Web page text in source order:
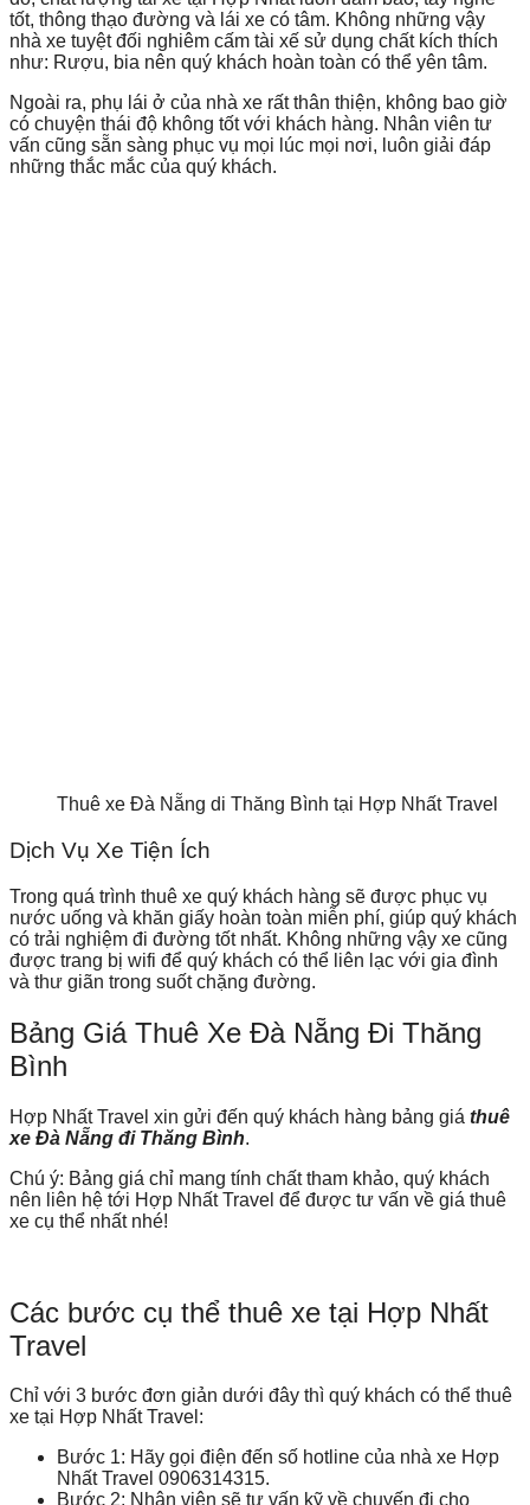
tốt, thông thạo đường và lái xe có tâm. Không những vậy
nhà xe tuyệt đối nghiêm cấm tài xế sử dụng chất kích thích
như: Rượu, bia nên quý khách hoàn toàn có thể yên tâm.
Ngoài ra, phụ lái ở của nhà xe rất thân thiện, không bao giờ
có chuyện thái độ không tốt với khách hàng. Nhân viên tư
vấn cũng sẵn sàng phục vụ mọi lúc mọi nơi, luôn giải đáp
những thắc mắc của quý khách.
Thuê xe Đà Nẵng di Thăng Bình tại Hợp Nhất Travel
Dịch Vụ Xe Tiện Ích
Trong quá trình thuê xe quý khách hàng sẽ được phục vụ
nước uống và khăn giấy hoàn toàn miễn phí, giúp quý khách
có trải nghiệm đi đường tốt nhất. Không những vậy xe cũng
được trang bị wifi để quý khách có thể liên lạc với gia đình
và thư giãn trong suốt chặng đường.
Bảng Giá Thuê Xe Đà Nẵng Đi Thăng
Bình
Hợp Nhất Travel xin gửi đến quý khách hàng bảng giá thuê
xe Đà Nẵng đi Thăng Bình.
Chú ý: Bảng giá chỉ mang tính chất tham khảo, quý khách
nên liên hệ tới Hợp Nhất Travel để được tư vấn về giá thuê
xe cụ thể nhất nhé!
Các bước cụ thể thuê xe tại Hợp Nhất
Travel
Chỉ với 3 bước đơn giản dưới đây thì quý khách có thể thuê
xe tại Hợp Nhất Travel:
Bước 1: Hãy gọi điện đến số hotline của nhà xe Hợp
Nhất Travel 0906314315.
Bước 2: Nhân viên sẽ tư vấn kỹ về chuyến đi cho